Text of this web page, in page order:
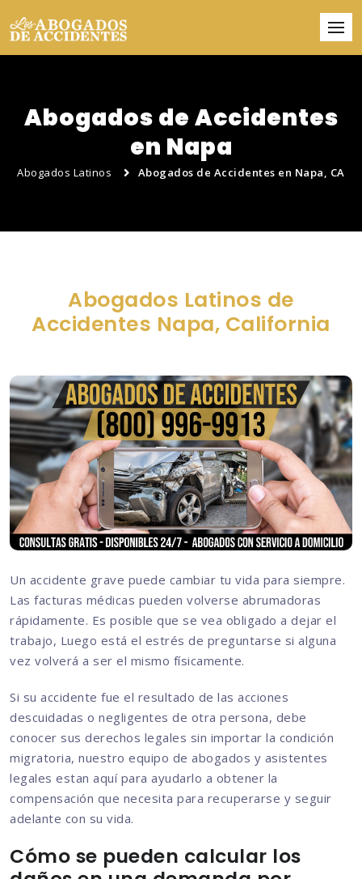
Abogados de Accidentes
en Napa
Abogados Latinos Abogados de Accidentes en Napa, CA
Abogados Latinos de
Accidentes Napa, California
Un accidente grave puede cambiar tu vida para siempre.
Las facturas médicas pueden volverse abrumadoras
rápidamente. Es posible que se vea obligado a dejar el
trabajo, Luego está el estrés de preguntarse si alguna
vez volverá a ser el mismo físicamente.
Si su accidente fue el resultado de las acciones
descuidadas o negligentes de otra persona, debe
conocer sus derechos legales sin importar la condición
migratoria, nuestro equipo de abogados y asistentes
legales estan aquí para ayudarlo a obtener la
compensación que necesita para recuperarse y seguir
adelante con su vida.
Cómo se pueden calcular los